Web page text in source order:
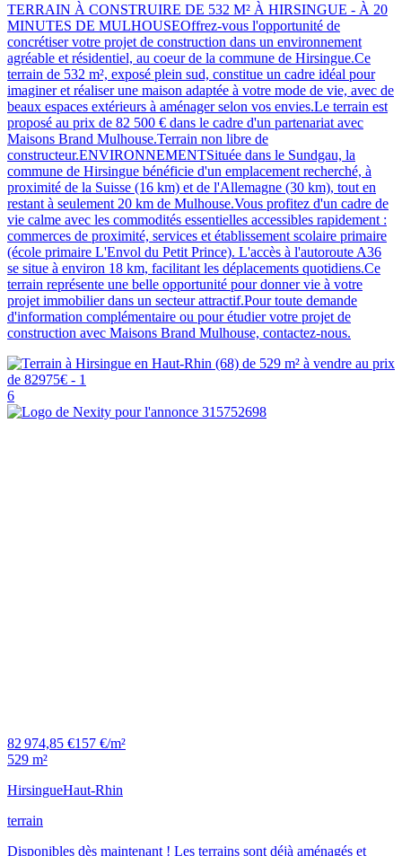
TERRAIN À CONSTRUIRE DE 532 M² À HIRSINGUE - À 20
MINUTES DE MULHOUSEOffrez-vous l'opportunité de
concrétiser votre projet de construction dans un environnement
agréable et résidentiel, au coeur de la commune de Hirsingue.Ce
terrain de 532 m², exposé plein sud, constitue un cadre idéal pour
imaginer et réaliser une maison adaptée à votre mode de vie, avec de
beaux espaces extérieurs à aménager selon vos envies.Le terrain est
proposé au prix de 82 500 € dans le cadre d'un partenariat avec
Maisons Brand Mulhouse.Terrain non libre de
constructeur.ENVIRONNEMENTSituée dans le Sundgau, la
commune de Hirsingue bénéficie d'un emplacement recherché, à
proximité de la Suisse (16 km) et de l'Allemagne (30 km), tout en
restant à seulement 20 km de Mulhouse.Vous profitez d'un cadre de
vie calme avec les commodités essentielles accessibles rapidement :
commerces de proximité, services et établissement scolaire primaire
(école primaire L'Envol du Petit Prince). L'accès à l'autoroute A36
se situe à environ 18 km, facilitant les déplacements quotidiens.Ce
terrain représente une belle opportunité pour donner vie à votre
projet immobilier dans un secteur attractif.Pour toute demande
d'information complémentaire ou pour étudier votre projet de
construction avec Maisons Brand Mulhouse, contactez-nous.
6
82 974,85 €157 €/m²
529 m²
HirsingueHaut-Rhin
terrain
Disponibles dès maintenant ! Les terrains sont déjà aménagés et